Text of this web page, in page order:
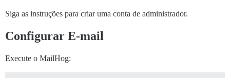
Siga as instruções para criar uma conta de administrador.
Configurar E-mail
Execute o MailHog: